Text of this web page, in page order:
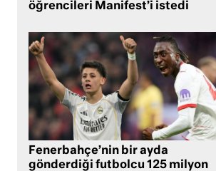
öğrencileri Manifest’i istedi
Fenerbahçe’nin bir ayda
gönderdiği futbolcu 125 milyon